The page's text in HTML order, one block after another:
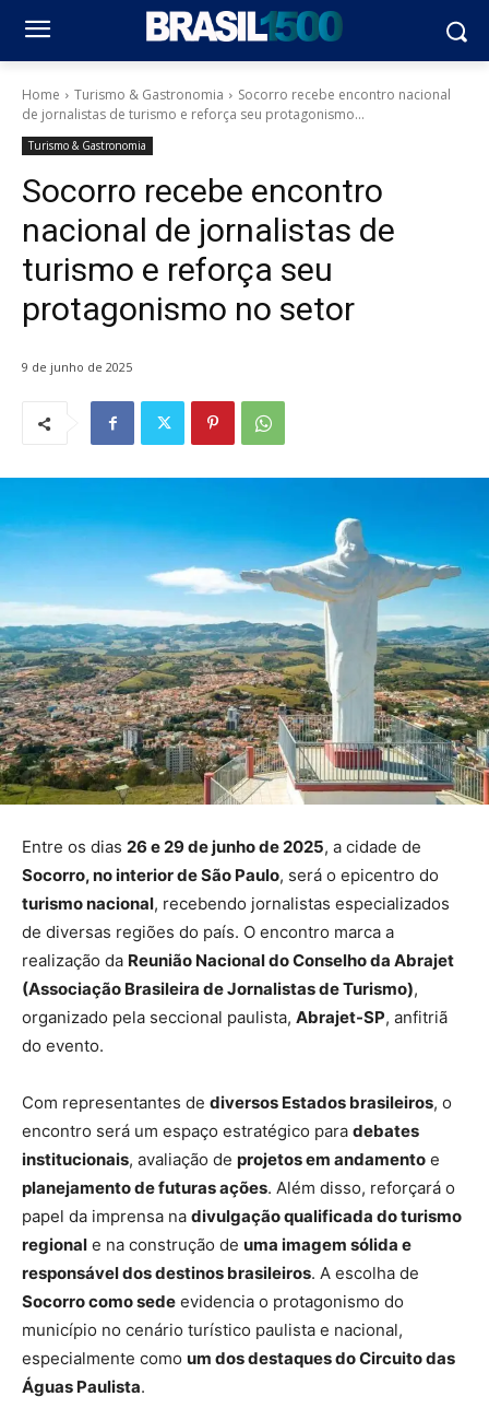
Home Turismo & Gastronomia
Socorro recebe encontro nacional
de jornalistas de turismo e reforça seu protagonismo...
Turismo & Gastronomia
Socorro recebe encontro
nacional de jornalistas de
turismo e reforça seu
protagonismo no setor
9 de junho de 2025
Entre os dias 26 e 29 de junho de 2025, a cidade de
Socorro, no interior de São Paulo, será o epicentro do
turismo nacional, recebendo jornalistas especializados
de diversas regiões do país. O encontro marca a
realização da Reunião Nacional do Conselho da Abrajet
(Associação Brasileira de Jornalistas de Turismo),
organizado pela seccional paulista, Abrajet-SP, anfitriã
do evento.
Com representantes de diversos Estados brasileiros, o
encontro será um espaço estratégico para debates
institucionais, avaliação de projetos em andamento e
planejamento de futuras ações. Além disso, reforçará o
papel da imprensa na divulgação qualificada do turismo
regional e na construção de uma imagem sólida e
responsável dos destinos brasileiros. A escolha de
Socorro como sede evidencia o protagonismo do
município no cenário turístico paulista e nacional,
especialmente como um dos destaques do Circuito das
Águas Paulista.